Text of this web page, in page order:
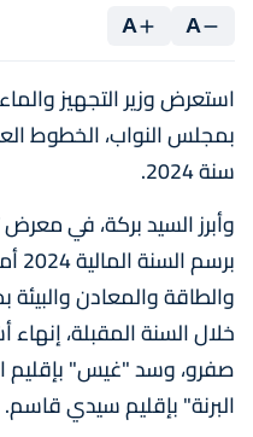
A
A
استعرض وزير التجهيز
بمجلس النواب، الخطوط
سنة 2024.
وأبرز السيد بركة، في معرض
والطاقة والمعادن
خلال السنة المقبلة،
صفرو، وسد "غيس" بإقليم
البرنة" بإقليم سيدي قاسم.